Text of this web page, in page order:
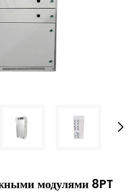
модулями 8PT